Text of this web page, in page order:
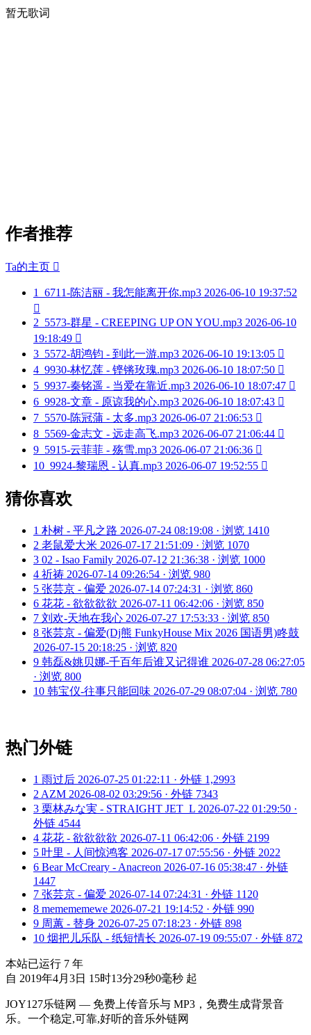
暂无歌词
作者推荐
Ta的主页 
1 6711-陈洁丽 - 我怎能离开你.mp3 2026-06-10 19:37:52

2 5573-群星 - CREEPING UP ON YOU.mp3 2026-06-10
19:18:49 
3 5572-胡鸿钧 - 到此一游.mp3 2026-06-10 19:13:05 
4 9930-林忆莲 - 铿锵玫瑰.mp3 2026-06-10 18:07:50 
5 9937-秦铭遥 - 当爱在靠近.mp3 2026-06-10 18:07:47 
6 9928-文章 - 原谅我的心.mp3 2026-06-10 18:07:43 
7 5570-陈冠蒲 - 太多.mp3 2026-06-07 21:06:53 
8 5569-金志文 - 远走高飞.mp3 2026-06-07 21:06:44 
9 5915-云菲菲 - 殇雪.mp3 2026-06-07 21:06:36 
10 9924-黎瑞恩 - 认真.mp3 2026-06-07 19:52:55 
猜你喜欢
1 朴树 - 平凡之路 2026-07-24 08:19:08 · 浏览 1410
2 老鼠爱大米 2026-07-17 21:51:09 · 浏览 1070
3 02 - Isao Family 2026-07-12 21:36:38 · 浏览 1000
4 祈祷 2026-07-14 09:26:54 · 浏览 980
5 张芸京 - 偏爱 2026-07-14 07:24:31 · 浏览 860
6 花花 - 欲欲欲欲 2026-07-11 06:42:06 · 浏览 850
7 刘欢-天地在我心 2026-07-27 17:53:33 · 浏览 850
8 张芸京 - 偏爱(Dj熊 FunkyHouse Mix 2026 国语男)咚鼓
2026-07-15 20:18:25 · 浏览 820
9 韩磊&姚贝娜-千百年后谁又记得谁 2026-07-28 06:27:05
· 浏览 800
10 韩宝仪-往事只能回味 2026-07-29 08:07:04 · 浏览 780
热门外链
1 雨过后 2026-07-25 01:22:11 · 外链 1,2993
2 AZM 2026-08-02 03:29:56 · 外链 7343
3 栗林みな実 - STRAIGHT JET_L 2026-07-22 01:29:50 ·
外链 4544
4 花花 - 欲欲欲欲 2026-07-11 06:42:06 · 外链 2199
5 叶里 - 人间惊鸿客 2026-07-17 07:55:56 · 外链 2022
6 Bear McCreary - Anacreon 2026-07-16 05:38:47 · 外链
1447
7 张芸京 - 偏爱 2026-07-14 07:24:31 · 外链 1120
8 memememewe 2026-07-21 19:14:52 · 外链 990
9 周蕙 - 替身 2026-07-25 07:18:23 · 外链 898
10 烟把儿乐队 - 纸短情长 2026-07-19 09:55:07 · 外链 872
本站已运行 7 年
自 2019年4月3日 15时13分29秒0毫秒 起
JOY127乐链网 — 免费上传音乐与 MP3，免费生成背景音
乐。一个稳定,可靠,好听的音乐外链网